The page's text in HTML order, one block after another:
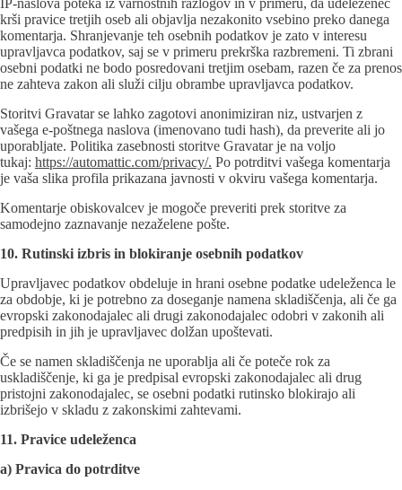
IP-naslova poteka iz varnostnih razlogov in v primeru, da udeleženec
krši pravice tretjih oseb ali objavlja nezakonito vsebino preko danega
komentarja. Shranjevanje teh osebnih podatkov je zato v interesu
upravljavca podatkov, saj se v primeru prekrška razbremeni. Ti zbrani
osebni podatki ne bodo posredovani tretjim osebam, razen če za prenos
ne zahteva zakon ali služi cilju obrambe upravljavca podatkov.
Storitvi Gravatar se lahko zagotovi anonimiziran niz, ustvarjen z
vašega e-poštnega naslova (imenovano tudi hash), da preverite ali jo
uporabljate. Politika zasebnosti storitve Gravatar je na voljo
tukaj: https://automattic.com/privacy/. Po potrditvi vašega komentarja
je vaša slika profila prikazana javnosti v okviru vašega komentarja.
Komentarje obiskovalcev je mogoče preveriti prek storitve za
samodejno zaznavanje nezaželene pošte.
10. Rutinski izbris in blokiranje osebnih podatkov
Upravljavec podatkov obdeluje in hrani osebne podatke udeleženca le
za obdobje, ki je potrebno za doseganje namena skladiščenja, ali če ga
evropski zakonodajalec ali drugi zakonodajalec odobri v zakonih ali
predpisih in jih je upravljavec dolžan upoštevati.
Če se namen skladiščenja ne uporablja ali če poteče rok za
uskladiščenje, ki ga je predpisal evropski zakonodajalec ali drug
pristojni zakonodajalec, se osebni podatki rutinsko blokirajo ali
izbrišejo v skladu z zakonskimi zahtevami.
11. Pravice udeleženca
a) Pravica do potrditve